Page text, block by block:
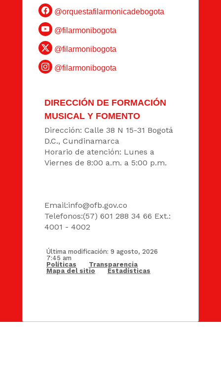
@orquestafilarmonicadebogota
@filarmonibogota
@filarmonibogota
@filarmonibogota
DIRECCIÓN DE FORMACIÓN
MUSICAL Y FOMENTO
Dirección: Calle 38 N 15-31 Bogotá
D.C., Cundinamarca
Horario de atención: Lunes a
Viernes de 8:00 a.m. a 5:00 p.m.
Email:info@ofb.gov.co
Telefonos:(57) 601 288 34 66 Ext.:
4001 - 4002
Última modificación: 9 agosto, 2026
7:45 am
Políticas
Transparencia
Mapa del sitio
Estadísticas